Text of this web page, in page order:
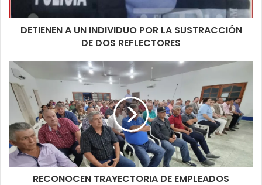
DETIENEN A UN INDIVIDUO POR LA SUSTRACCIÓN
DE DOS REFLECTORES
RECONOCEN TRAYECTORIA DE EMPLEADOS